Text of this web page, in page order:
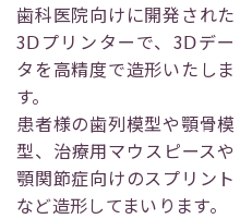
歯科医院向けに開発された
3Ⅾプリンターで、3Ⅾデー
タを高精度で造形いたしま
す。
患者様の歯列模型や顎骨模
型、治療用マウスピースや
顎関節症向けのスプリント
など造形してまいります。